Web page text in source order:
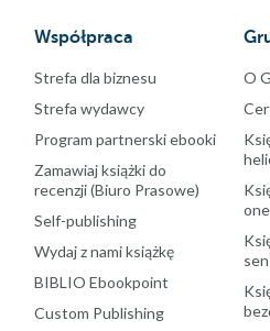
Współpraca
Strefa dla biznesu
Strefa wydawcy
Program partnerski ebooki
Zamawiaj książki do
recenzji (Biuro Prasowe)
Self-publishing
Wydaj z nami książkę
BIBLIO Ebookpoint
Custom Publishing
O